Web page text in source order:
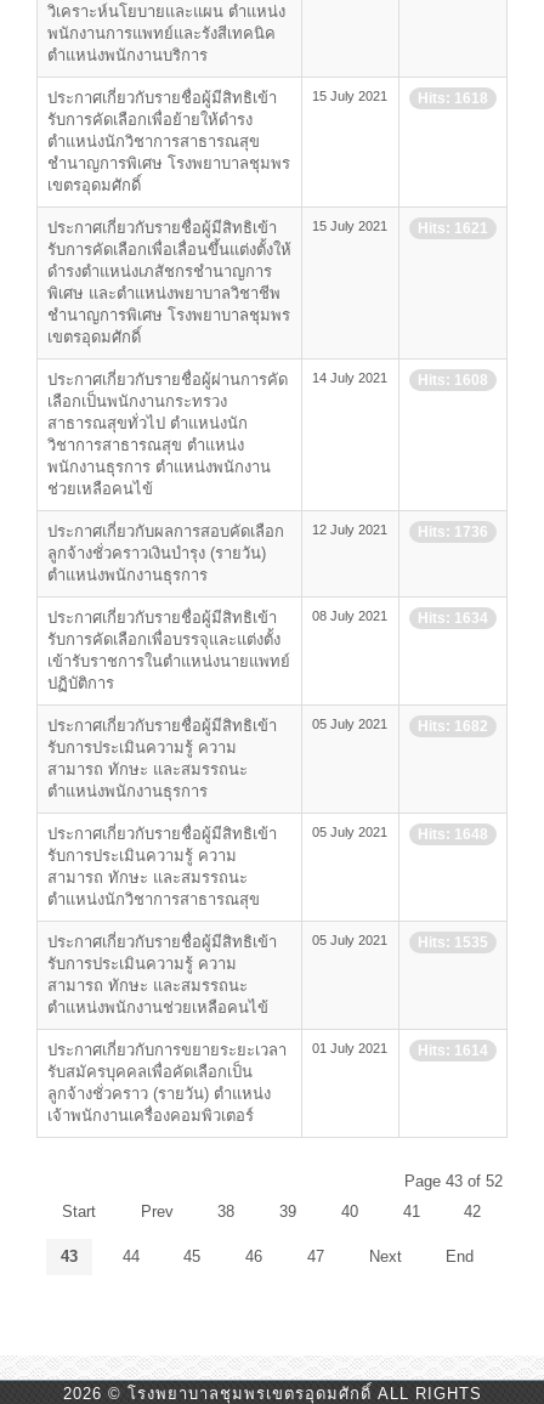
วิเคราะห์นโยบายและแผน ตำแหน่ง
พนักงานการแพทย์และรังสีเทคนิค
ตำแหน่งพนักงานบริการ
ประกาศเกี่ยวกับรายชื่อผู้มีสิทธิเข้า
รับการคัดเลือกเพื่อย้ายให้ดำรง
ตำแหน่งนักวิชาการสาธารณสุข
ชำนาญการพิเศษ โรงพยาบาลชุมพร
เขตรอุดมศักดิ์
15 July 2021 Hits: 1618
ประกาศเกี่ยวกับรายชื่อผู้มีสิทธิเข้า
รับการคัดเลือกเพื่อเลื่อนขึ้นแต่งตั้งให้
ดำรงตำแหน่งเภสัชกรชำนาญการ
พิเศษ และตำแหน่งพยาบาลวิชาชีพ
ชำนาญการพิเศษ โรงพยาบาลชุมพร
เขตรอุดมศักดิ์
15 July 2021 Hits: 1621
ประกาศเกี่ยวกับรายชื่อผู้ผ่านการคัด
เลือกเป็นพนักงานกระทรวง
สาธารณสุขทั่วไป ตำแหน่งนัก
วิชาการสาธารณสุข ตำแหน่ง
พนักงานธุรการ ตำแหน่งพนักงาน
ช่วยเหลือคนไข้
14 July 2021 Hits: 1608
ประกาศเกี่ยวกับผลการสอบคัดเลือก
ลูกจ้างชั่วคราวเงินบำรุง (รายวัน)
ตำแหน่งพนักงานธุรการ
12 July 2021 Hits: 1736
ประกาศเกี่ยวกับรายชื่อผู้มีสิทธิเข้า
รับการคัดเลือกเพื่อบรรจุและแต่งตั้ง
เข้ารับราชการในตำแหน่งนายแพทย์
ปฏิบัติการ
08 July 2021 Hits: 1634
ประกาศเกี่ยวกับรายชื่อผู้มีสิทธิเข้า
รับการประเมินความรู้ ความ
สามารถ ทักษะ และสมรรถนะ
ตำแหน่งพนักงานธุรการ
05 July 2021 Hits: 1682
ประกาศเกี่ยวกับรายชื่อผู้มีสิทธิเข้า
รับการประเมินความรู้ ความ
สามารถ ทักษะ และสมรรถนะ
ตำแหน่งนักวิชาการสาธารณสุข
05 July 2021 Hits: 1648
ประกาศเกี่ยวกับรายชื่อผู้มีสิทธิเข้า
รับการประเมินความรู้ ความ
สามารถ ทักษะ และสมรรถนะ
ตำแหน่งพนักงานช่วยเหลือคนไข้
05 July 2021 Hits: 1535
ประกาศเกี่ยวกับการขยายระยะเวลา
รับสมัครบุคคลเพื่อคัดเลือกเป็น
ลูกจ้างชั่วคราว (รายวัน) ตำแหน่ง
เจ้าพนักงานเครื่องคอมพิวเตอร์
01 July 2021 Hits: 1614
Page 43 of 52
Start
Prev 38 39 40 41 42
43 44 45 46 47 Next End
2026 © โรงพยาบาลชุมพรเขตรอุดมศักดิ์ ALL RIGHTS